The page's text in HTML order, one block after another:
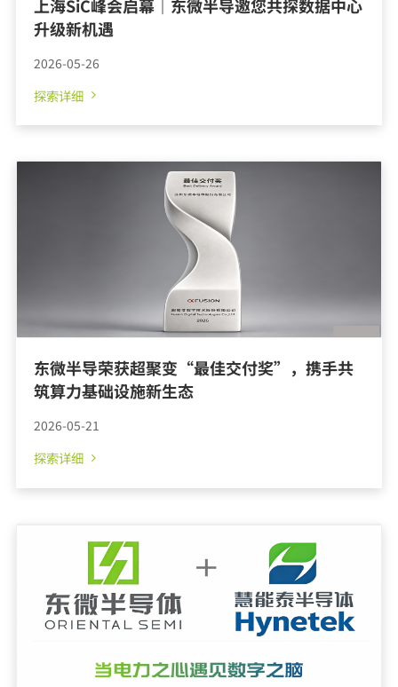
探索详细
上海SiC峰会启幕｜东微半导邀您共探数据中心
升级新机遇
2026-05-26
东微半导荣获超聚变“最佳交付奖”，携手共
筑算力基础设施新生态
2026-05-21